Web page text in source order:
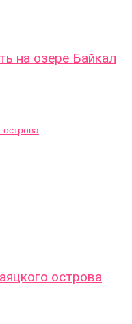
на озере Байкал
острова